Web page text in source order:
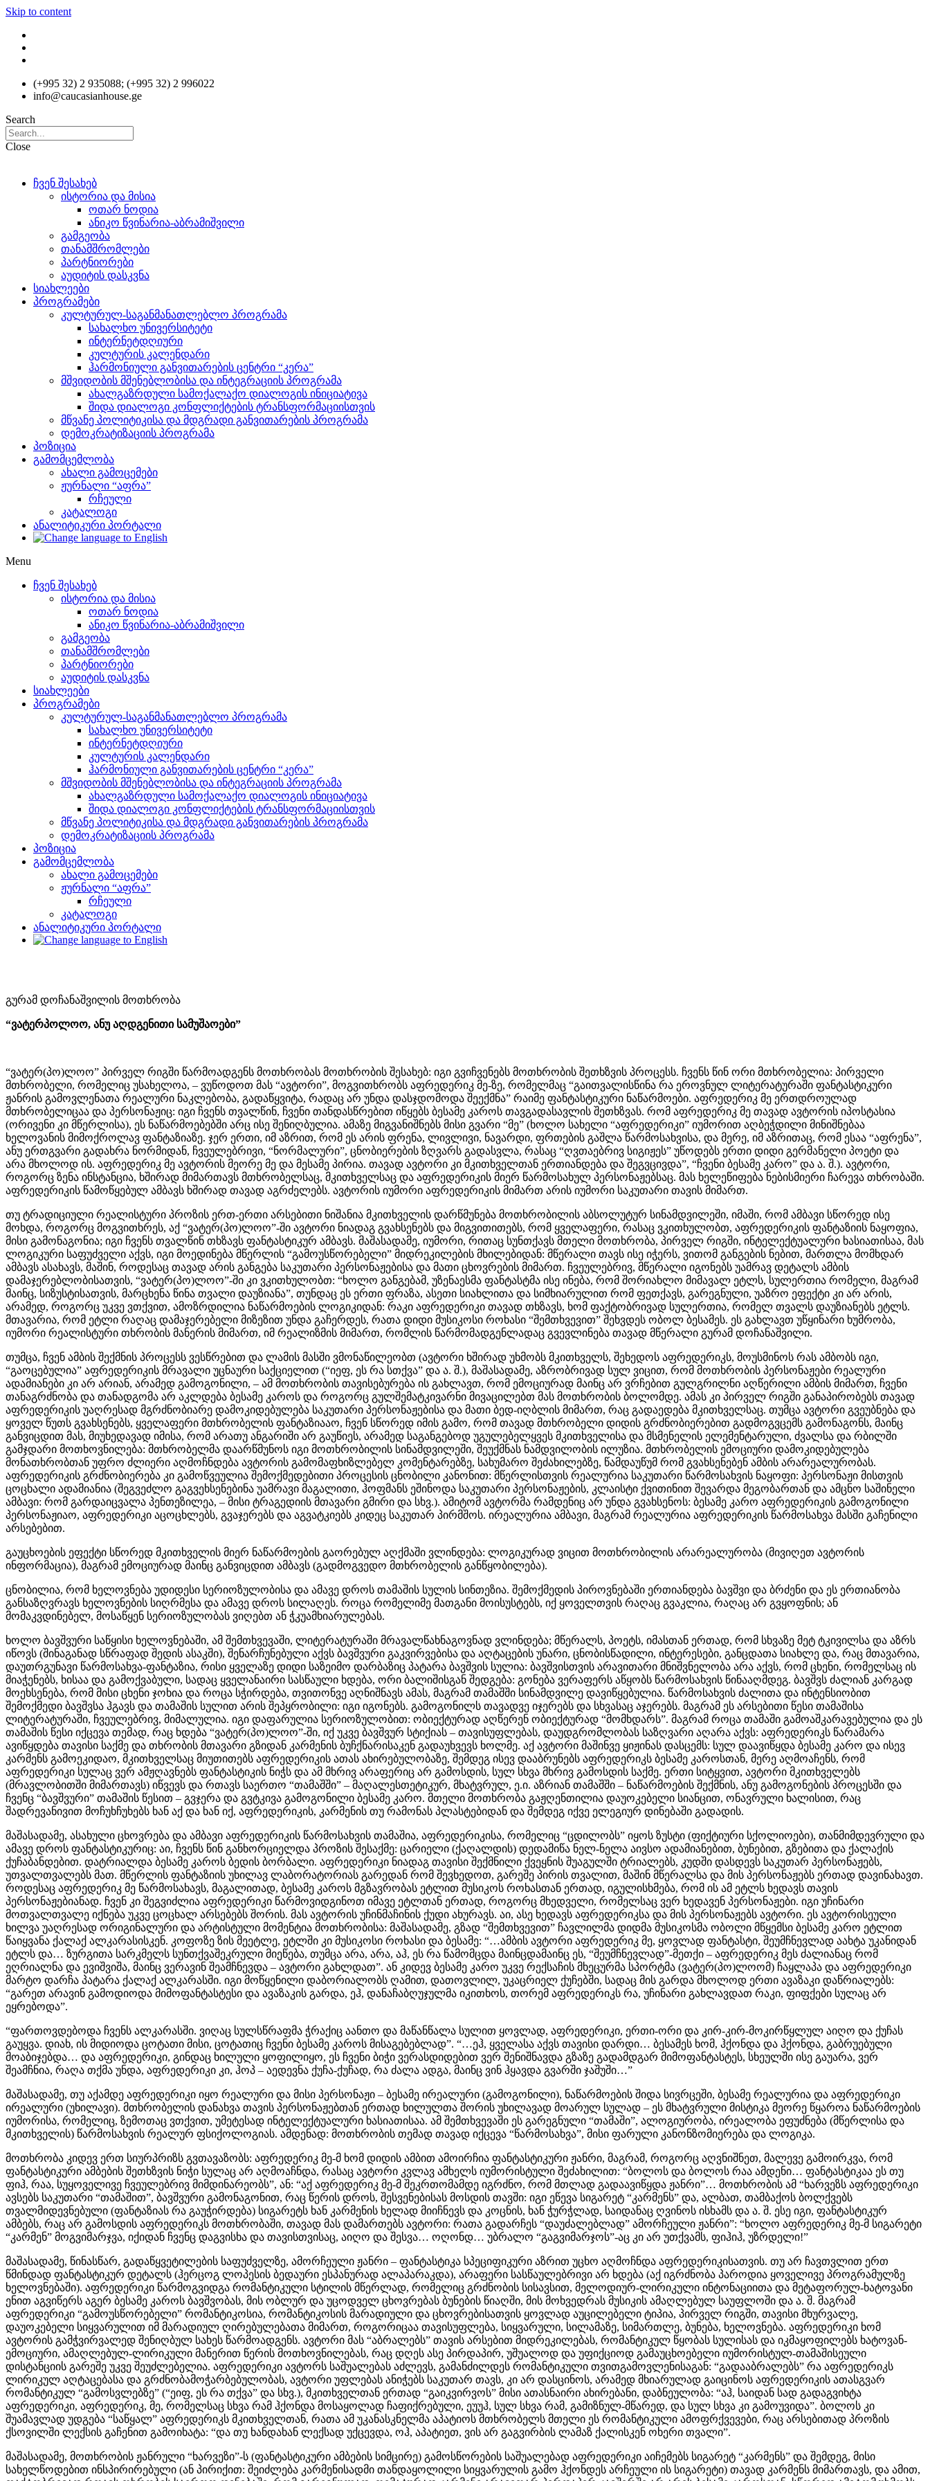
Skip to content
(+995 32) 2 935088; (+995 32) 2 996022
info@caucasianhouse.ge
Search
Close
ჩვენ შესახებ
ისტორია და მისია
ოთარ ნოდია
ანიკო წვინარია-აბრამიშვილი
გამგეობა
თანამშრომლები
პარტნიორები
აუდიტის დასკვნა
სიახლეები
პროგრამები
კულტურულ-საგანმანათლებლო პროგრამა
სახალხო უნივერსიტეტი
ინტერნეტდღიური
კულტურის კალენდარი
ჰარმონიული განვითარების ცენტრი “კერა”
მშვიდობის მშენებლობისა და ინტეგრაციის პროგრამა
ახალგაზრდული სამოქალაქო დიალოგის ინიციატივა
შიდა დიალოგი კონფლიქტების ტრანსფორმაციისთვის
მწვანე პოლიტიკისა და მდგრადი განვითარების პროგრამა
დემოკრატიზაციის პროგრამა
პოზიცია
გამომცემლობა
ახალი გამოცემები
ჟურნალი “აფრა”
რჩეული
კატალოგი
ანალიტიკური პორტალი
Menu
ჩვენ შესახებ
ისტორია და მისია
ოთარ ნოდია
ანიკო წვინარია-აბრამიშვილი
გამგეობა
თანამშრომლები
პარტნიორები
აუდიტის დასკვნა
სიახლეები
პროგრამები
კულტურულ-საგანმანათლებლო პროგრამა
სახალხო უნივერსიტეტი
ინტერნეტდღიური
კულტურის კალენდარი
ჰარმონიული განვითარების ცენტრი “კერა”
მშვიდობის მშენებლობისა და ინტეგრაციის პროგრამა
ახალგაზრდული სამოქალაქო დიალოგის ინიციატივა
შიდა დიალოგი კონფლიქტების ტრანსფორმაციისთვის
მწვანე პოლიტიკისა და მდგრადი განვითარების პროგრამა
დემოკრატიზაციის პროგრამა
პოზიცია
გამომცემლობა
ახალი გამოცემები
ჟურნალი “აფრა”
რჩეული
კატალოგი
ანალიტიკური პორტალი
გურამ დოჩანაშვილის მოთხრობა
“ვატერპოლოო, ანუ აღდგენითი სამუშაოები”
“ვატერ(პო)ლოო” პირველ რიგში წარმოადგენს მოთხრობას მოთხრობის შესახებ: იგი გვიჩვენებს მოთხრობის შეთხზვის პროცესს. ჩვენს წინ ორი მთხრობელია: პირველი
მთხრობელი, რომელიც უსახელოა, – ვუწოდოთ მას “ავტორი”, მოგვითხრობს აფრედერიკ მე-ზე, რომელმაც “გაითვალისწინა რა ეროვნულ ლიტერატურაში ფანტასტიკური
ჟანრის გამოვლენათა რეალური ნაკლებობა, გადაწყვიტა, რადაც არ უნდა დასჯდომოდა შეექმნა” რაიმე ფანტასტიკური ნაწარმოები. აფრედერიკ მე ერთდროულად
მთხრობელიცაა და პერსონაჟიც: იგი ჩვენს თვალწინ, ჩვენი თანდასწრებით იწყებს ბესამე კაროს თავგადასავლის შეთხზვას. რომ აფრედერიკ მე თავად ავტორის იპოსტასია
(ორივენი კი მწერლისა), ეს ნაწარმოებებში არც ისე შენიღბულია. ამაზე მიგვანიშნებს მისი გვარი “მე” (ხოლო სახელი “აფრედერიკი” იუმორით აღბეჭდილი მინიშნებაა
ხელოვანის მიმოქროლავ ფანტაზიაზე. ჯერ ერთი, იმ აზრით, რომ ეს არის ფრენა, ლივლივი, ნავარდი, ფრთების გაშლა წარმოსახვისა, და მერე, იმ აზრითაც, რომ ესაა “აფრენა”,
ანუ ერთგვარი გადახრა ნორმიდან, ჩვეულებრივი, “ნორმალური”, ცნობიერების ­ზღვარს გადასვლა, რასაც “ღვთაებრივ სიგიჟეს” უწოდებს ერთი დიდი გერმანელი პოეტი და
არა ­მხოლოდ ის. აფრედერიკ მე ავტორის მეორე მე და მესამე პირია. თავად ავტორი კი მკითხველთან ერთიანდება და შეგვცივდა”, “ჩვენი ბესამე კარო” და ა. შ.). ავტორი,
როგორც ზენა ინსტანცია, ხშირად მიმართავს მთხრობელსაც, მკითხველსაც და აფრედერიკის მიერ წარმოსახულ პერსონაჟებსაც. მას ხელეწიფება ნებისმიერი ჩარევა თხრობაში.
აფრედერიკის წამოწყებულ ამბავს ხშირად თავად აგრძელებს. ავტორის იუმორი აფრედერიკის მიმართ არის იუმორი საკუთარი თავის მიმართ.
თუ ტრადიციული რეალისტური პროზის ერთ-ერთი არსებითი ნიშანია მკითხველის დარწმუნება მოთხრობილის აბსოლუტურ სინამდვილეში, იმაში, რომ ამბავი სწორედ ისე
მოხდა, როგორც მოგვითხრეს, აქ “ვატერ(პო)ლოო”-ში ავტორი ნიადაგ გვახსენებს და მიგვითითებს, რომ ყველაფერი, რასაც ვკითხულობთ, აფრედერიკის ფანტაზიის ნაყოფია,
მისი გამონაგონია; იგი ჩვენს თვალწინ თხზავს ფანტასტიკურ ამბავს. მაშასადამე, იუმორი, რითაც სუნთქავს მთელი მოთხრობა, პირველ რიგში, ­ინტელექტუალური ხასიათისაა, მას
ლოგიკური საფუძველი აქვს, იგი მოედინება მწერლის “გამოუსწორებელი” მიდრეკილების მხილებიდან: მწერალი თავს ისე იჭერს, ვითომ განგების ნებით, მართლა მომხდარ
ამბავს ასახავს, მაშინ, როდესაც თავად არის განგება საკუთარი პერსონაჟებისა და მათი ცხოვრების მიმართ. ჩვეულებრივ, მწერალი იგონებს უამრავ დეტალს ამბის
დამაჯერებლობისათვის, “ვატერ(პო)ლოო”-ში კი ვკითხულობთ: “ხოლო განგებამ, უზენაესმა ფანტასტმა ისე ინება, რომ შორიახლო მიმავალ ეტლს, სულერთია რომელი, მაგრამ
მაინც, სიზუსტისათვის, მარცხენა წინა თვალი დაუზიანა”, თუნდაც ეს ერთი ფრაზა, ასეთი სიახლითა და სიმხიარულით რომ ფეთქავს, გარეგნული, უაზრო ეფექტი კი არ არის,
არამედ, როგორც უკვე ვთქვით, ამოზრდილია ნაწარმოების ლოგიკიდან: რაკი აფრედერიკი თავად თხზავს, ხომ ფაქტობრივად სულერთია, რომელ თვალს დაუზიანებს ეტლს.
მთავარია, რომ ეტლი რაღაც დამაჯერებელი მიზეზით უნდა გაჩერდეს, რათა დიდი მუსიკოსი როხასი “შემთხვევით” შეხვდეს ობოლ ბესამეს. ეს გახლავთ უწყინარი ხუმრობა,
იუმორი რეალისტური თხრობის მანერის მიმართ, იმ რეალიზმის მიმართ, რომლის წარმომადგენლადაც გვევლინება თავად მწერალი გურამ დოჩანაშვილი.
თუმცა, ჩვენ ამბის შექმნის პროცესს ვესწრებით და ლამის მასში ვმონაწილეობთ (ავტორი ხშირად უხმობს მკითხველს, შეხედოს აფრედერიკს, მოუსმინოს რას ამბობს იგი,
“გაოცებულია” აფრედერიკის მრავალი უცნაური საქციელით (“იეფ, ეს რა სთქვა” და ა. შ.), მაშასადამე, აზრობრივად სულ ვიცით, რომ მოთხრობის პერსონაჟები რეალური
ადამიანები კი არ არიან, არამედ გამოგონილი, – ამ მოთხრობის თავისებურება ის გახლავთ, რომ ემოციურად მაინც არ ვრჩებით გულგრილნი აღწერილი ამბის მიმართ, ჩვენი
თანაგრძნობა და თანადგომა არ აკლდება ბესამე კაროს და როგორც გულშემატკივარნი მივაცილებთ მას მოთხრობის ბოლომდე. ამას კი პირველ რიგში განაპირობებს თავად
აფრედერიკის უაღრესად მგრძნობიარე დამოკიდებულება საკუთარი პერსონაჟებისა და მათი ბედ-იღბლის მიმართ, რაც გადაედება მკითხველსაც. თუმცა ავტორი გვეუბნება და
ყოველ წუთს გვახსენებს, ყველაფერი მთხრობელის ფანტაზიააო, ჩვენ სწორედ იმის გამო, რომ თავად მთხრობელი დიდის გრძნობიერებით გადმოგვცემს გამონაგონს, მაინც
განვიცდით მას, მიუხედავად იმისა, რომ არათუ ანგარიში არ გაუწიეს, არამედ საგანგებოდ უგულებელყვეს მკითხველისა და მსმენელის ელემენტარული, ძვალსა და რბილში
გამჯდარი მოთხოვნილება: მთხრობელმა დაარწმუნოს იგი მოთხრობილის სინამდვილეში, შეუქმნას ნამდვილობის ილუზია. მთხრობელის ემოციური დამოკიდებულება
მონათხრობთან უფრო ძლიერი აღმოჩნდება ავტორის გამომაფხიზლებელ კომენტარებზე, სახუმარო შეძახილებზე, წამდაუწუმ რომ გვახსენებენ ამბის არარეალურობას.
აფრედერიკის გრძნობიერება კი გამოწვეულია შემოქმედებითი პროცესის ცნობილი კანონით: მწერლისთვის რეალურია საკუთარი წარმოსახვის ნაყოფი: პერსონაჟი მისთვის
ცოცხალი ადამიანია (შეგვეძლო გაგვეხსენებინა უამრავი მაგალითი, ჰოფმანს ეშინოდა საკუთარი პერსონაჟების, კლაისტი ქვითინით შევარდა მეგობართან და ამცნო საშინელი
ამბავი: რომ გარდაიცვალა პენთეზილეა, – მისი ტრაგედიის მთავარი გმირი და სხვ.). ამიტომ ავტორმა რამდენიც არ უნდა გვახსენოს: ბესამე კარო აფრედერიკის გამოგონილი
პერსონაჟიაო, აფრედერიკი აცოცხლებს, გვაჯერებს და აგვატკიებს კიდეც საკუთარ პირმშოს. ირეალურია ამბავი, მაგრამ რეალურია აფრედერიკის წარმოსახვა მასში გაჩენილი
არსებებით.
გაუცხოების ეფექტი სწორედ მკითხველის მიერ ნაწარმოების გაორებულ აღქმაში ვლინდება: ლოგიკურად ვიცით მოთხრობილის არარეალურობა (მივიღეთ ავტორის
ინფორმაცია), მაგრამ ემოციურად მაინც განვიცდით ამბავს (გადმოგვედო მთხრობელის განწყობილება).
ცნობილია, რომ ხელოვნება უდიდესი სერიოზულობისა და ამავე დროს თამაშის სულის სინთეზია. შემოქმედის პიროვნებაში ერთიანდება ბავშვი და ბრძენი და ეს ერთიანობა
განსაზღვრავს ხელოვნების სიღრმესა და ამავე დროს სილაღეს. როცა რომელიმე მათგანი მოისუსტებს, იქ ყოველთვის რაღაც გვაკლია, რაღაც არ გვყოფნის; ან
მომაკვდინებელ, მოსაწყენ სერიოზულობას ვიღებთ ან ჭკუამხიარულებას.
ხოლო ბავშვური საწყისი ხელოვნებაში, ამ შემთხვევაში, ლიტერატურაში მრავალწახნაგოვნად ვლინდება; მწერალს, პოეტს, იმასთან ერთად, რომ სხვაზე მეტ ტკივილსა და აზრს
იწოვს (შინაგანად სწრაფად შედის ასაკში), შენარჩუნებული აქვს ბავშვური გაკვირვებისა და აღტაცების უნარი, ცნობისწადილი, ინტერესები, განცდათა სიახლე და, რაც მთავარია,
დაუთრგუნავი წარმოსახვა-ფანტაზია, რისი ყველაზე დიდი საზეიმო დარბაზიც პატარა ბავშვის სულია: ბავშვისთვის არავითარი მნიშვნელობა არა აქვს, რომ ცხენი, რომელსაც ის
მიაჭენებს, ხისაა და გამოქვაბული, სადაც ყველანაირი სასწაული ხდება, ორი ბალიშისგან შედგება: გონება ვერაფერს აწყობს წარმოსახვის წინააღმდეგ. ბავშვს ძალიან კარგად
მოეხსენება, რომ მისი ცხენი ჯოხია და როცა სჭირდება, თვითონვე აღნიშნავს ამას, მაგრამ თამაშში სინამდვილე დავიწყებულია. წარმოსახვის ძალითა და ინტენსიობით
შემოქმედი ბავშვსა ჰგავს და თამაშის სულით არის შეპყრობილი: იგი იგონებს. გამოგონილს თავადვე იჯერებს და სხვასაც აჯერებს. მაგრამ ეს არსებითი წესი თამაშისა
ლიტერატურაში, ჩვეულებრივ, მიმალულია. იგი დაფარულია სერიოზულობით: ობიექტურად აღწერენ ობიექტურად “მომხდარს”. მაგრამ როცა თამაში გამოაშკარავებულია და ეს
თამაშის წესი იქცევა თემად, რაც ხდება “ვატერ(პო)ლოო”-ში, იქ უკვე ბავშვურ სტიქიას – თავისუფლებას, დაუდგრომლობას საზღვარი აღარა აქვს: აფრედერიკს წარამარა
ავიწყდება თავისი საქმე და თხრობის მთავარი გზიდან კარმენის ბუჩქნარისაკენ გადაუხვევს ხოლმე. აქ ავტორი მაშინვე ყიჟინას დასცემს: სულ დაავიწყდა ბესამე კარო და ისევ
კარმენს გამოეკიდაო, მკითხველსაც მიუთითებს აფრედერიკის ათას ახირებულობაზე, შემდეგ ისევ დააბრუნებს აფრედერიკს ბესამე კაროსთან, მერე აღმოაჩენს, რომ
აფრედერიკი სულაც ვერ ამჟღავნებს ფანტასტიკის ნიჭს და ამ მხრივ არაფერიც არ გამოსდის, სულ სხვა მხრივ გამოსდის საქმე. ერთი სიტყვით, ავტორი მკითხველებს
(მრავლობითში მიმართავს) იწვევს და რთავს საერთო “თამაშში” – მაღალესთეტიკურ, მხატვრულ, ე.ი. აზრიან თამაშში – ნაწარმოების შექმნის, ანუ გამოგონების პროცესში და
ჩვენც “ბავშვური” თამაშის წესით – გვჯერა და გვტკივა გამოგონილი ბესამე კარო. მთელი მოთხრობა გაჟღენთილია დაუოკებელი სიანცით, ონავრული ხალისით, რაც
შადრევანივით მოჩუხჩუხებს ხან აქ და ხან იქ, აფრედერიკის, კარმენის თუ რამონას პლასტებიდან და შემდეგ იქვე ელეგიურ დინებაში გადადის.
მაშასადამე, ასახული ცხოვრება და ამბავი აფრედერიკის წარმოსახვის თამაშია, აფრედერიკისა, რომელიც “ცდილობს” იყოს ზუსტი (ფიქტიური სქოლიოები), თანმიმდევრული და
ამავე დროს ფანტასტიკურიც: აი, ჩვენს წინ განხორციელდა პროზის შესაქმე: ცარიელი (ქაღალდის) დედამიწა ნელ-ნელა აივსო ადამიანებით, ბუნებით, გზებითა და ქალაქის
ქუჩაბანდებით. დატრიალდა ბესამე კაროს ბედის ბორბალი. აფრედერიკი ნიადაგ თავისი შექმნილი ქვეყნის შუაგულში ტრიალებს, კუდში დასდევს საკუთარ პერსონაჟებს,
უთვალთვალებს მათ. მწერლის ფანტაზიის უხილავ ლაბორატორიას გარედან რომ შევხედოთ, გარეშე პირის თვალით, მაშინ მწერალსა და მის პერსონაჟებს ერთად დავინახავთ.
როდესაც აფრედერიკ მე წარმოსახავს, მაგალითად, ბესამე კაროს მგზავრობას ეტლით მუსიკოს როხასთან ერთად, იგულისხმება, რომ ის ამ ეტლს ხედავს თავის
პერსონაჟებიანად. ჩვენ კი შეგვიძლია აფრედერიკი წარმოვიდგინოთ იმავე ეტლთან ერთად, როგორც მხედველი, რომელსაც ვერ ხედავენ პერსონაჟები. იგი უჩინარი
მოთვალთვალე იქნება უკვე ცოცხალ არსებებს შორის. მას ავტორის უჩინმაჩინის ქუდი ახურავს. აი, ასე ხედავს აფრედერიკსა და მის პერსონაჟებს ავტორი. ეს ავტორისეული
ხილვა უაღრესად ორიგინალური და არტისტული მომენტია მოთხრობისა: მაშასადამე, გზად “შემთხვევით” ჩავლილმა დიდმა მუსიკოსმა ობოლი მწყემსი ბესამე კარო ეტლით
წაიყვანა ქალაქ ალკარასისკენ. კოფოზე ზის მეეტლე, ეტლში კი მუსიკოსი როხასი და ბესამე: “…ამბის ავტორი აფრედერიკ მე, ყოვლად ფანტასტი, შეუმჩნევლად აახტა უკანიდან
ეტლს და… ზურგითა სარკმელს სუნთქვაშეკრული მიეწება, თუმცა არა, არა, აჰ, ეს რა წამომცდა მაინცდამაინც ეს, “შეუმჩნევლად”-მეთქი – აფრედერიკ მეს ძალიანაც რომ
ეღრიალნა და ევიშვიშა, მაინც ვერავინ შეამჩნევდა – ავტორი გახლდათ”. ან კიდევ ბესამე კარო უკვე რექსაჩის მხეცურმა სპორტმა (ვატერ(პო)ლოომ) ჩაყლაპა და აფრედერიკი
მარტო დარჩა პატარა ქალაქ ალკარასში. იგი მოწყენილი დაბორიალობს ღამით, დათოვლილ, უკაცრიელ ქუჩებში, სადაც მის გარდა მხოლოდ ერთი ავაზაკი დაწრიალებს:
“გარეთ არავინ გამოდიოდა მიმოფანტასტესი და ავაზაკის გარდა, ეჰ, დანაჩაბღუჯულმა იკითხოს, თორემ აფრედერიკს რა, უჩინარი გახლავდათ რაკი, ფიფქები სულაც არ
ეყრებოდა”.
“ფართოვდებოდა ჩვენს ალკარასში. ვიღაც სულსწრაფმა ჭრაქიც აანთო და მაწანწალა სულით ყოვლად, აფრედერიკი, ერთი-ორი და კირ-კირ-მოკირწყლულ აიღო და ქუჩას
გაუყვა. დიახ, ის მიდიოდა ცოტათი მისი, ცოტათიც ჩვენი ბესამე კაროს მისაგებებლად”. “…ეჰ, ყველასა აქვს თავისი დარდი… ბესამეს ხომ, ჰქონდა და ჰქონდა, გაბრუებული
მოაბიჯებდა… და აფრედერიკი, გინდაც ხილული ყოფილიყო, ეს ჩვენი ბიჭი ვერასდიდებით ვერ შენიშნავდა გზაზე გადამდგარ მიმოფანტასტეს, სხეულში ისე გაუარა, ვერ
შეამჩნია, რაღა თქმა უნდა, აფრედერიკი კი, ჰოპ – აედევნა ქუჩა-ქუჩად, რა ძალა ადგა, მაინც ვინ ჰყავდა გვარში ჯაშუში…”
მაშასადამე, თუ აქამდე აფრედერიკი იყო რეალური და მისი პერსონაჟი – ბესამე ირეალური (გამოგონილი), ნაწარმოების შიდა სივრცეში, ბესამე რეალურია და აფრედერიკი
ირეალური (უხილავი). მთხრობელის დანახვა თავის პერსონაჟებთან ერთად ხილულთა შორის უხილავად მოარულ სულად – ეს მხატვრული მისტიკა მეორე წყაროა ნაწარმოების
იუმორისა, რომელიც, ზემოთაც ვთქვით, უმეტესად ინტელექტუალური ხასიათისაა. ამ შემთხვევაში ეს გარეგნული “თამაში”, ალოგიურობა, ირეალობა ეფუძნება (მწერლისა და
მკითხველის) წარმოსახვის რეალურ ფსიქოლოგიას. ამდენად: მოთხრობის თემად თავად იქცევა “წარმოსახვა”, მისი ფარული კანონზომიერება და ლოგიკა.
მოთხრობა კიდევ ერთ სიურპრიზს გვთავაზობს: აფრედერიკ მე-მ ხომ დიდის ამბით ამოირჩია ფანტასტიკური ჟანრი, მაგრამ, როგორც აღვნიშნეთ, მალევე გამოირკვა, რომ
ფანტასტიკური ამბების შეთხზვის ნიჭი სულაც არ აღმოაჩნდა, რასაც ავტორი კვლავ ამხელს იუმორისტული შეძახილით: “ბოლოს და ბოლოს რაა ამდენი… ფანტასტიკაა ეს თუ
ფიჰ, რაა, სუყოველივე ჩვეულებრივ მიმდინარეობს”, ან: “აქ აფრედერიკ მე-მ შეკრთომამდე იგრძნო, რომ მთლად გადაავიწყდა ჟანრი”… მოთხრობის ამ “ხარვეზს აფრედერიკი
ავსებს საკუთარი “თამაშით”, ბავშვური გამონაგონით, რაც წერის დროს, შესვენებისას მოსდის თავში: იგი ეწევა სიგარეტ “კარმენს” და, ალბათ, თამბაქოს ბოლქვებს
თვალმიდევნებული (ფანტაზიას რა გაუჭირდება) სიგარეტს ხან კარმენის ხელად მიიჩნევს და კოცნის, ხან ჭურჭლად, საიდანაც ღვინოს ისხამს და ა. შ. ესე იგი, ფანტასტიკურ
ამბებს, რაც არ გამოსდის აფრედერიკს მოთხრობაში, თავად მას დამართებს ავტორი: რათა გადარჩეს “დაუძალებლად” ამორჩეული ჟანრი”: “ხოლო აფრედერიკ მე-მ სიგარეტი
“კარმენ” მოგვიმარჯვა, იქიდან ჩვენც დაგვისხა და თავისთვისაც, აიღო და შესვა… ოღონდ… უბრალო “გაგვიმარჯოს”-აც კი არ უთქვამს, ფიჰიჰ, უზრდელი!”
მაშასადამე, წინასწარ, გადაწყვეტილების საფუძველზე, ამორჩეული ჟანრი – ფანტასტიკა სპეციფიკური აზრით უცხო აღმოჩნდა აფრედერიკისათვის. თუ არ ჩავთვლით ერთ
წმინდად ფანტასტიკურ დეტალს (ჰერცოგ ლოპესის ბედაური ესპანურად ალაპარაკდა), არაფერი სასწაულებრივი არ ხდება (აქ იგრძნობა პაროდია ყოველივე პროგრამულზე
ხელოვნებაში). აფრედერიკი წარმოგვიდგა რომანტიკული სტილის მწერლად, რომელიც გრძნობის სისავსით, მელოდიურ-ლირიკული ინტონაციითა და მეტაფორულ-ხატოვანი
ენით აგვიწერს აგერ ბესამე კაროს ბავშვობას, მის ობლურ და უცოდველ ცხოვრებას ბუნების წიაღში, მის მოხვედრას მუსიკის ამაღლებულ საუფლოში და ა. შ. მაგრამ
აფრედერიკი “გამოუსწორებელი” რომანტიკოსია, რომანტიკოსის მარადიული და ცხოვრებისათვის ყოვლად აუცილებელი ტიპია, პირველ რიგში, თავისი მხურვალე,
დაუოკებელი სიყვარულით იმ მარადიულ ღირებულებათა მიმართ, როგორიცაა თავისუფლება, სიყვარული, სილამაზე, სიმართლე, ბუნება, ხელოვნება. აფრედერიკი ხომ
ავტორის გამჭვირვალედ შენიღბულ სახეს წარმოადგენს. ავტორი მას “აბრალებს” თავის არსებით მიდრეკილებას, რომანტიკულ წყობას სულისას და იკმაყოფილებს ხატოვან-
ემოციური, ამაღლებულ-ლირიკული მანერით წერის მოთხოვნილებას, რაც დღეს ასე პირდაპირ, უშუალოდ და უფიქციოდ გამაუცხოებელი იუმორისტულ-თამაშისეული
დისტანციის გარეშე უკვე შეუძლებელია. აფრედერიკი ავტორს საშუალებას აძლევს, გამანძილდეს რომანტიკული თვითგამოვლენისაგან: “გადააბრალებს” რა აფრედერიკს
ლირიკულ აღტაცებასა და გრძნობამოჭარბებულობას, ავტორი უფლებას ანიჭებს საკუთარ თავს, კი არ დასცინოს, არამედ მხიარულად გაიცინოს აფრედერიკის ათასგვარ
რომანტიკულ “გამოსვლებზე” (“ეიფ, ეს რა თქვა” და სხვ.), მკითხველთან ერთად “გაიკვირვოს” მისი ათასნაირი ახირებანი, დაბნეულობა: “აჰ, საიდან სად გადაგვიხტა
აფრედერიკი, აფრედერიკ, მე, რომელსაც სხვა რამ ჰქონდა მოსაყოლად ჩაფიქრებული, ეუუჰ, სულ სხვა რამ, გამიზნულ-მწარედ, და სულ სხვა კი გამოუვიდა”. ბოლოს კი
შუამავლად უდგება “საწყალ” აფრედერიკს მკითხველთან, რათა ამ უკანასკნელმა აპატიოს მთხრობელს მთელი ეს რომანტიკული ამოფრქვევები, რაც არსებითად პროზის
ქსოვილში ლექსის გაჩენით გამოიხატა: “და თუ ხანდახან ლექსად უქცევდა, ოჰ, აპატიეთ, ვის არ გაგვირბის ლამაზ ქალისკენ ოხერი თვალი”.
მაშასადამე, მოთხრობის ჟანრული “ხარვეზი”-ს (ფანტას­ტიკური ამბების სიმცირე) გამოსწორების საშუალებად აფ­რედერიკი აიჩემებს სიგარეტ “კარმენს” და შემდეგ, მისი
სახელწოდებით ინსპირირებული (ან პირიქით: შეიძლება კარმენისადმი თანდაყოლილი სიყვარულის გამო ჰქონდეს არჩეული ის სიგარეტი) თავად კარმენს მიმართავს, და ამით,